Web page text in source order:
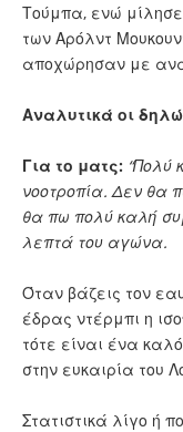
Τούμπα, ενώ
των Αρόλντ
αποχώρησαν με
Αναλυτικά οι
Για το ματς: “Πολύ
νοοτροπία. Δεν θα
θα πω πολύ καλή
λεπτά του αγώνα.
Όταν βάζεις τον
έδρας ντέρμπι η
τότε είναι ένα
στην ευκαιρία του
Στατιστικά λίγο ή